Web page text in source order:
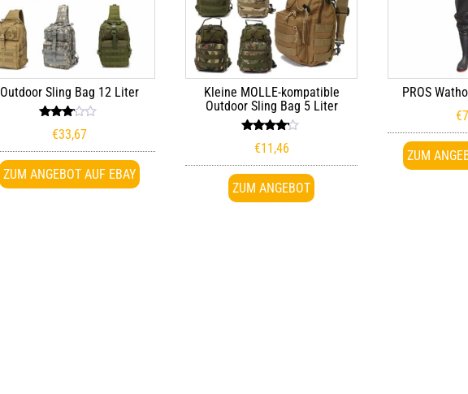
Outdoor Sling Bag 12 Liter
Bewert
et mit
von 5
€33,67
ZUM ANGEBOT AUF EBAY
Kleine MOLLE-kompatible
Outdoor Sling Bag 5 Liter
Bewertet
mit
von 5
€11,46
ZUM ANGEBOT
PROS
€
ZUM